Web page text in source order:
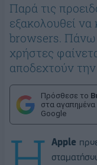
Παρά τις
εξακολουθεί
browsers. Πάνω
χρήστες
αποδεχτούν
Πρόσθεσε το
στα αγαπημένα
Google
Apple